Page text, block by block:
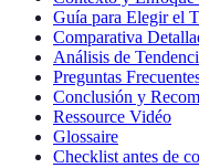
Guía para Elegir el
Comparativa
Análisis de
Preguntas
Conclusión y
Ressource Vidéo
Glossaire
Checklist antes de